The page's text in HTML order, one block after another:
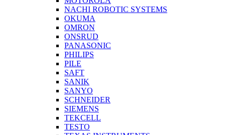
NACHI ROBOTIC SYSTEMS
OKUMA
OMRON
ONSRUD
PANASONIC
PHILIPS
PILE
SAFT
SANIK
SANYO
SCHNEIDER
SIEMENS
TEKCELL
TESTO